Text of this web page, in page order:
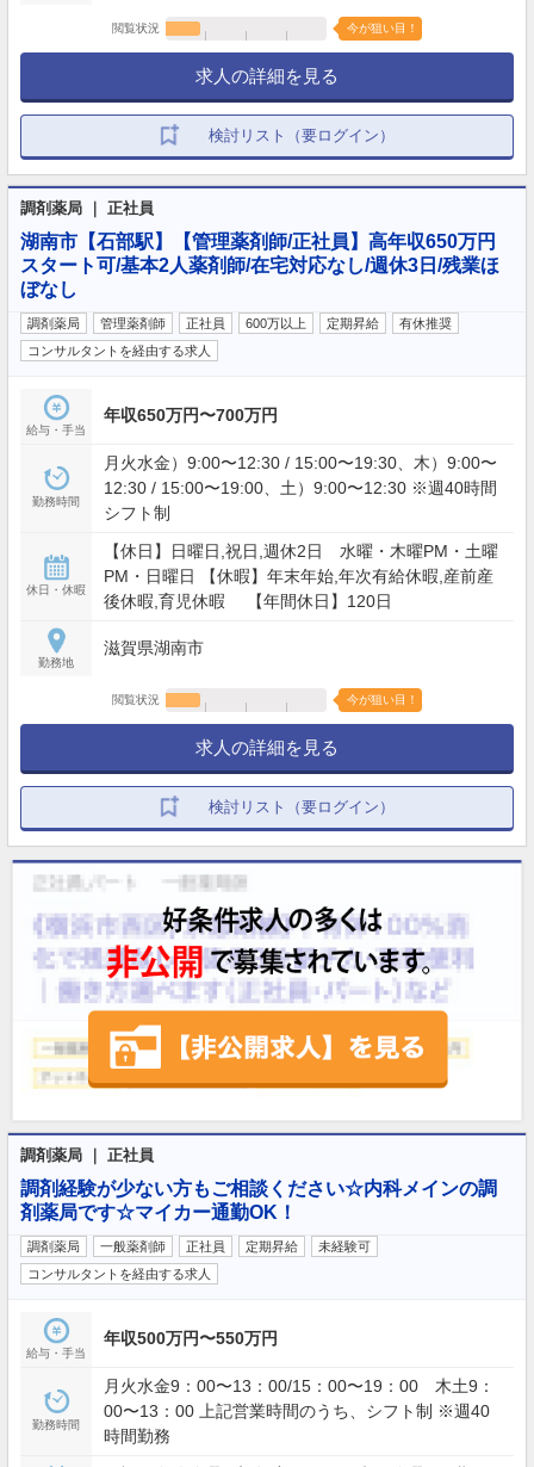
閲覧状況 今が狙い目！
求人の詳細を見る
検討リスト（要ログイン）
調剤薬局 ｜ 正社員
湖南市【石部駅】【管理薬剤師/正社員】高年収650万円
スタート可/基本2人薬剤師/在宅対応なし/週休3日/残業ほ
ぼなし
調剤薬局 管理薬剤師 正社員 600万以上 定期昇給
有休推奨
コンサルタントを経由する求人
給与・手当
年収650万円〜700万円
勤務時間
月火水金）9:00〜12:30 / 15:00〜19:30、木）9:00〜
12:30 / 15:00〜19:00、土）9:00〜12:30 ※週40時間
シフト制
休日・休暇
【休日】日曜日,祝日,週休2日 水曜・木曜PM・土曜
PM・日曜日 【休暇】年末年始,年次有給休暇,産前産
後休暇,育児休暇 【年間休日】120日
勤務地
滋賀県湖南市
閲覧状況 今が狙い目！
求人の詳細を見る
検討リスト（要ログイン）
調剤薬局 ｜ 正社員
調剤経験が少ない方もご相談ください☆内科メインの調
剤薬局です☆マイカー通勤OK！
調剤薬局 一般薬剤師 正社員 定期昇給
未経験可
コンサルタントを経由する求人
給与・手当
年収500万円〜550万円
勤務時間
月火水金9：00〜13：00/15：00〜19：00 木土9：
00〜13：00 上記営業時間のうち、シフト制 ※週40
時間勤務